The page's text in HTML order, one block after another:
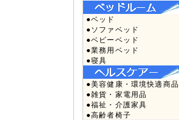
●ベッド
●ソファベッド
●ベビーベッド
●業務用ベッド
●寝具
●美容健康・環境快適商品
●雑貨・家電用品
●福祉・介護家具
●高齢者椅子